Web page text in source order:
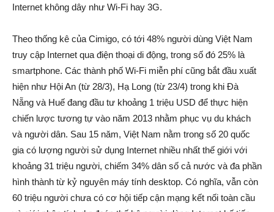
Internet không dây như Wi-Fi hay 3G.
Theo thống kê của Cimigo, có tới 48% người dùng Việt Nam
truy cập Internet qua điện thoại di động, trong số đó 25% là
smartphone. Các thành phố Wi-Fi miễn phí cũng bắt đầu xuất
hiện như Hội An (từ 28/3), Hạ Long (từ 23/4) trong khi Đà
Nẵng và Huế đang đầu tư khoảng 1 triệu USD để thực hiện
chiến lược tương tự vào năm 2013 nhằm phục vụ du khách
và người dân. Sau 15 năm, Việt Nam nằm trong số 20 quốc
gia có lượng người sử dụng Internet nhiều nhất thế giới với
khoảng 31 triệu người, chiếm 34% dân số cả nước và đa phần
hình thành từ kỷ nguyên máy tính desktop. Có nghĩa, vẫn còn
60 triệu người chưa có cơ hội tiếp cận mạng kết nối toàn cầu